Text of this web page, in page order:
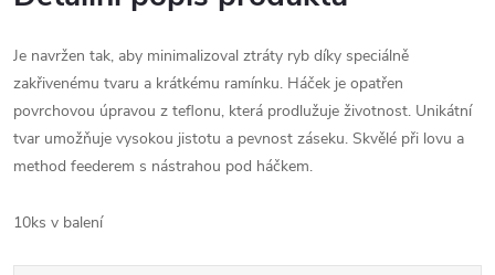
Je navržen tak, aby minimalizoval ztráty ryb díky speciálně
zakřivenému tvaru a krátkému ramínku. Háček je opatřen
povrchovou úpravou z teflonu, která prodlužuje životnost. Unikátní
tvar umožňuje vysokou jistotu a pevnost záseku. Skvělé při lovu a
method feederem s nástrahou pod háčkem.
10ks v balení